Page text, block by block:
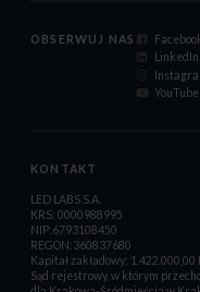
OBSERWUJ NAS
LinkedIn
YouTube
KONTAKT
LED LABS S.A.
KRS: 0000988995
NIP:6793108450
REGON:360837680
Kapitał zakładowy: 1.422.000,00
Sąd rejestrowy, w którym